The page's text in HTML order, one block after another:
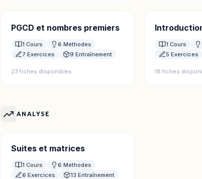
PGCD et nombres premiers
1 Cours
6 Méthodes
7 Exercices
9 Entraînement
23 fiches disponibles
1 Cours
5 Exercices
18 fiches
ANALYSE
Suites et matrices
1 Cours
6 Méthodes
6 Exercices
13 Entraînement